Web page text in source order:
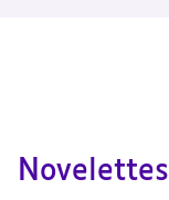
Novelettes